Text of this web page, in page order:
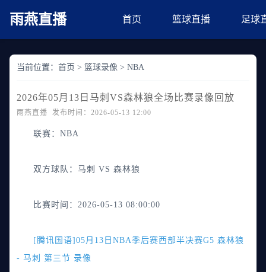
雨燕直播 首页 篮球直播 足球
当前位置： 首页 > 篮球录像 > NBA
2026年05月13日马刺VS森林狼全场比赛录像回放
雨燕直播 发布时间：2026-05-13 12:00
联赛： NBA
双方球队： 马刺 VS 森林狼
比赛时间： 2026-05-13 08:00:00
[腾讯国语]05月13日NBA季后赛西部半决赛G5 森林狼
- 马刺 第三节 录像